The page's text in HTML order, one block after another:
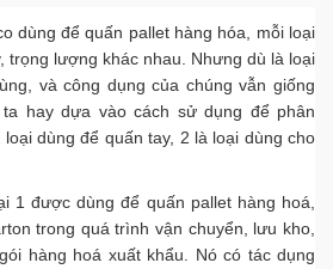
Thái Bình
0163.6780.888
Thái Bình
Vĩnh Phúc
dùng để quấn pallet hàng hóa, mỗi loại
trọng lượng khác nhau. Nhưng dù là loại
và công dụng của chúng vẫn giống
hay dựa vào cách sử dụng để phân
dùng để quấn tay, 2 là loại dùng cho
1 được dùng để quấn pallet hàng hoá,
trong quá trình vận chuyển, lưu kho,
hàng hoá xuất khẩu. Nó có tác dụng